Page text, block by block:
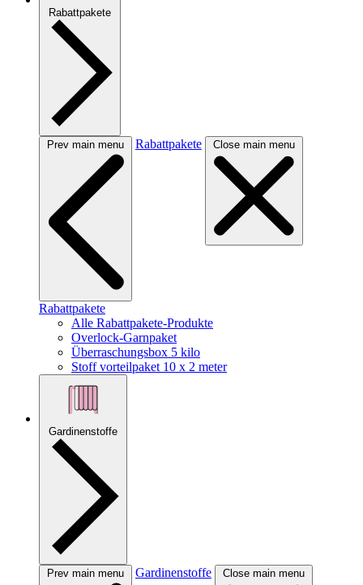
Rabattpakete
Prev main menu Rabattpakete Close main menu
Rabattpakete
Alle Rabattpakete-Produkte
Overlock-Garnpaket
Überraschungsbox 5 kilo
Stoff vorteilpaket 10 x 2 meter
Gardinenstoffe
Prev main menu Gardinenstoffe Close main menu